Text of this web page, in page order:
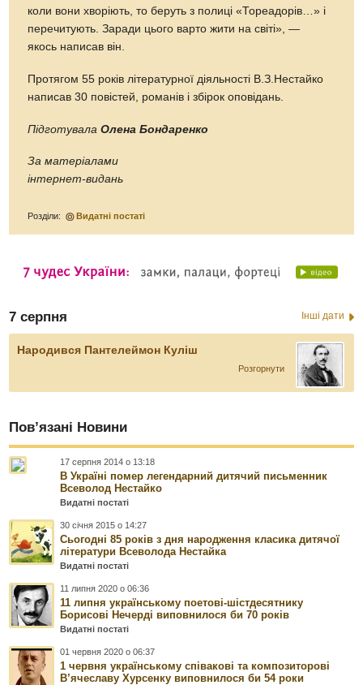
коли вони хворіють, то беруть з полиці «Тореадорів…» і
перечитують. Заради цього варто жити на світі», —
якось написав він.
Протягом 55 років літературної діяльності В.З.Нестайко
написав 30 повістей, романів і збірок оповідань.
ПідготувалаОлена Бондаренко
За матеріалами
інтернет-видань
Розділи: Видатні постаті
7 серпня Інші дати
Народився Пантелеймон Куліш
Розгорнути
Пов’язані Новини
17 серпня 2014 о 13:18
В Україні помер легендарний дитячий письменник
Всеволод Нестайко
Видатні постаті
30 січня 2015 о 14:27
Сьогодні 85 років з дня народження класика дитячої
літератури Всеволода Нестайка
Видатні постаті
11 липня 2020 о 06:36
11 липня українському поетові-шістдесятнику
Борисові Нечерді виповнилося би 70 років
Видатні постаті
01 червня 2020 о 06:37
1 червня українському співакові та композиторові
В’ячеславу Хурсенку виповнилося би 54 роки